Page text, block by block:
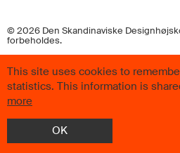
This site uses cookies to
statistics. This information is
more
OK
© 2026 Den Skandinaviske
forbeholdes.